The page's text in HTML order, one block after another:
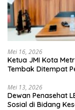
Mei 16, 2026
Ketua JMI Kota
Tembak Ditempat
Mei 13, 2026
Dewan Penasehat
Sosial di Bidang